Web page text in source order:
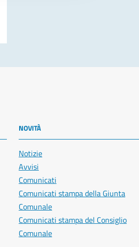
NOVITÀ
Notizie
Avvisi
Comunicati
Comunicati stampa della Giunta
Comunale
Comunicati stampa del Consiglio
Comunale